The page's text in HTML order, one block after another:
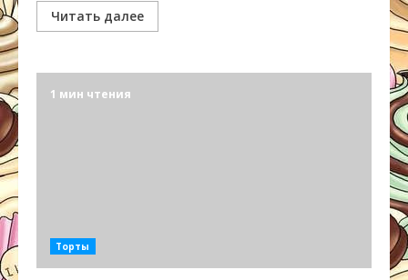
Читать далее
1 мин чтения
Торты